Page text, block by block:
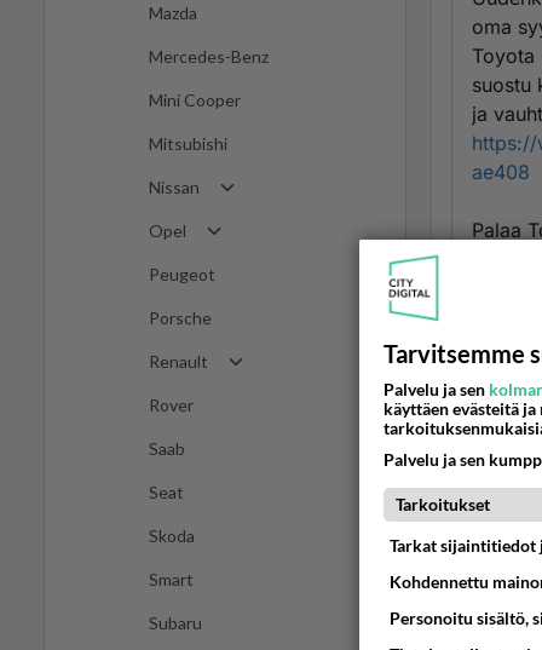
Mazda
Mercedes-Benz
Mini Cooper
Mitsubishi
Nissan
Opel
Peugeot
Porsche
Renault
Rover
Saab
Seat
Skoda
Smart
Subaru
oma
Toyota
suostu
ja
ae408
Palaa
https://
Tarvitsemme
Palvelu ja sen
käyttäen evästeitä
Palvelu ja sen
Tarkoitukset
Tarkat sijaintitiedot
Kohdennettu
Personoitu sisältö,